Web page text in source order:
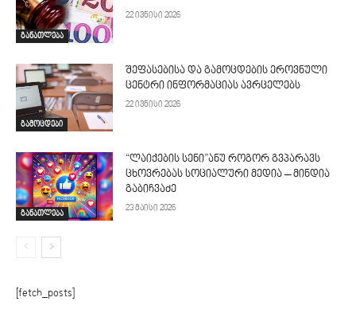
განათლება
22 ივნისი 2026
გამოცდები
შეფასებისა და გამოცდების ეროვნული
ცენტრი ინფორმაციას ავრცელებს
22 ივნისი 2026
განათლება
“ლაიქების სენი”ანუ როგორ გვპარავს
ცხოვრებას სოციალური მედია – მინდია
გაბიჩვაძე
23 მაისი 2026
[fetch_posts]